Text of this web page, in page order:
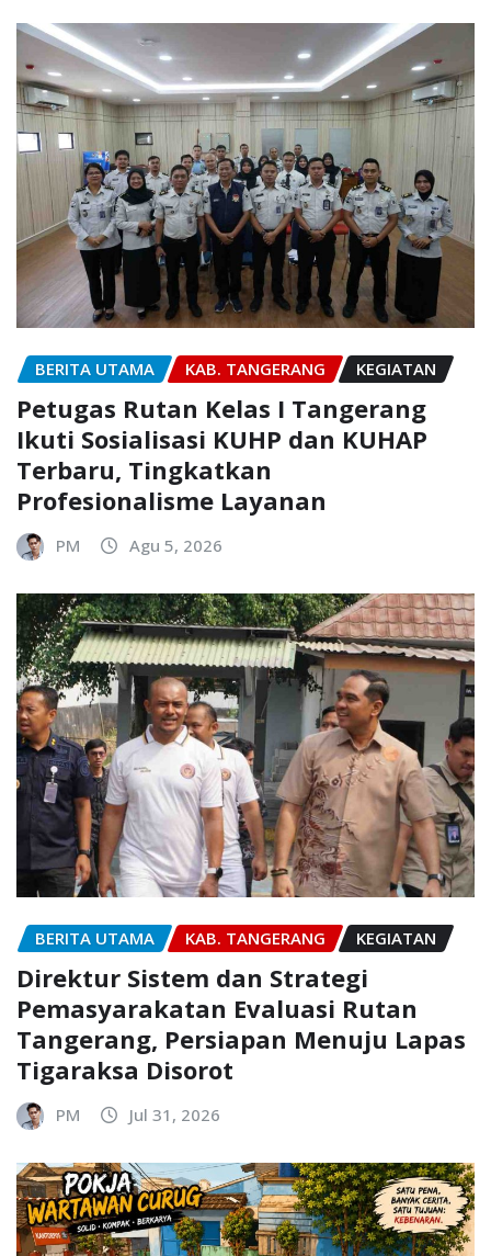
BERITA UTAMA KAB. TANGERANG KEGIATAN
Petugas Rutan Kelas I Tangerang
Ikuti Sosialisasi KUHP dan KUHAP
Terbaru, Tingkatkan
Profesionalisme Layanan
PM Agu 5, 2026
BERITA UTAMA KAB. TANGERANG KEGIATAN
Direktur Sistem dan Strategi
Pemasyarakatan Evaluasi Rutan
Tangerang, Persiapan Menuju Lapas
Tigaraksa Disorot
PM Jul 31, 2026